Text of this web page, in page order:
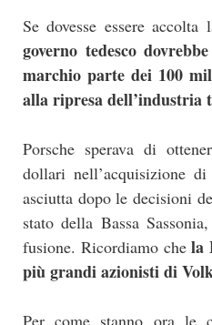
Se dovesse essere
governo tedesco
marchio parte dei 100
alla ripresa dell’industria
Porsche sperava di
dollari nell’acquisizione
asciutta dopo le decisioni
stato della Bassa
fusione. Ricordiamo chela
più grandi azionisti di
Per come stanno ora le